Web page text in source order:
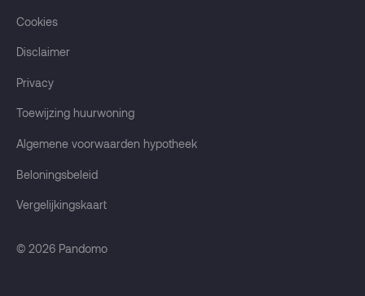
de
hoogte
© 2026 Pandomo
Cookies
Disclaimer
Privacy
Toewijzing huurwoning
Algemene voorwaarden hypotheek
Beloningsbeleid
Vergelijkingskaart